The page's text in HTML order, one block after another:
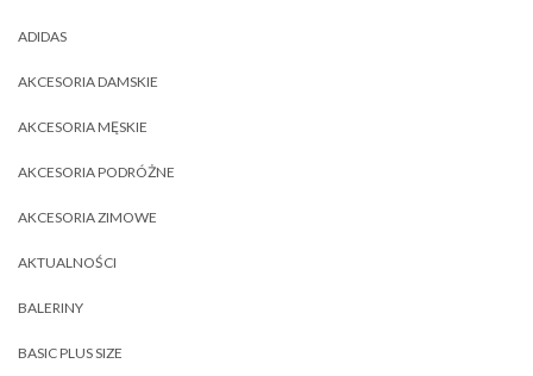
ADIDAS
AKCESORIA DAMSKIE
AKCESORIA MĘSKIE
AKCESORIA PODRÓŻNE
AKCESORIA ZIMOWE
AKTUALNOŚCI
BALERINY
BASIC PLUS SIZE